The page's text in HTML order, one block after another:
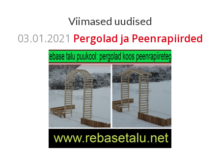
Viimased uudised
03.01.2021 Pergolad ja Peenrapiirded